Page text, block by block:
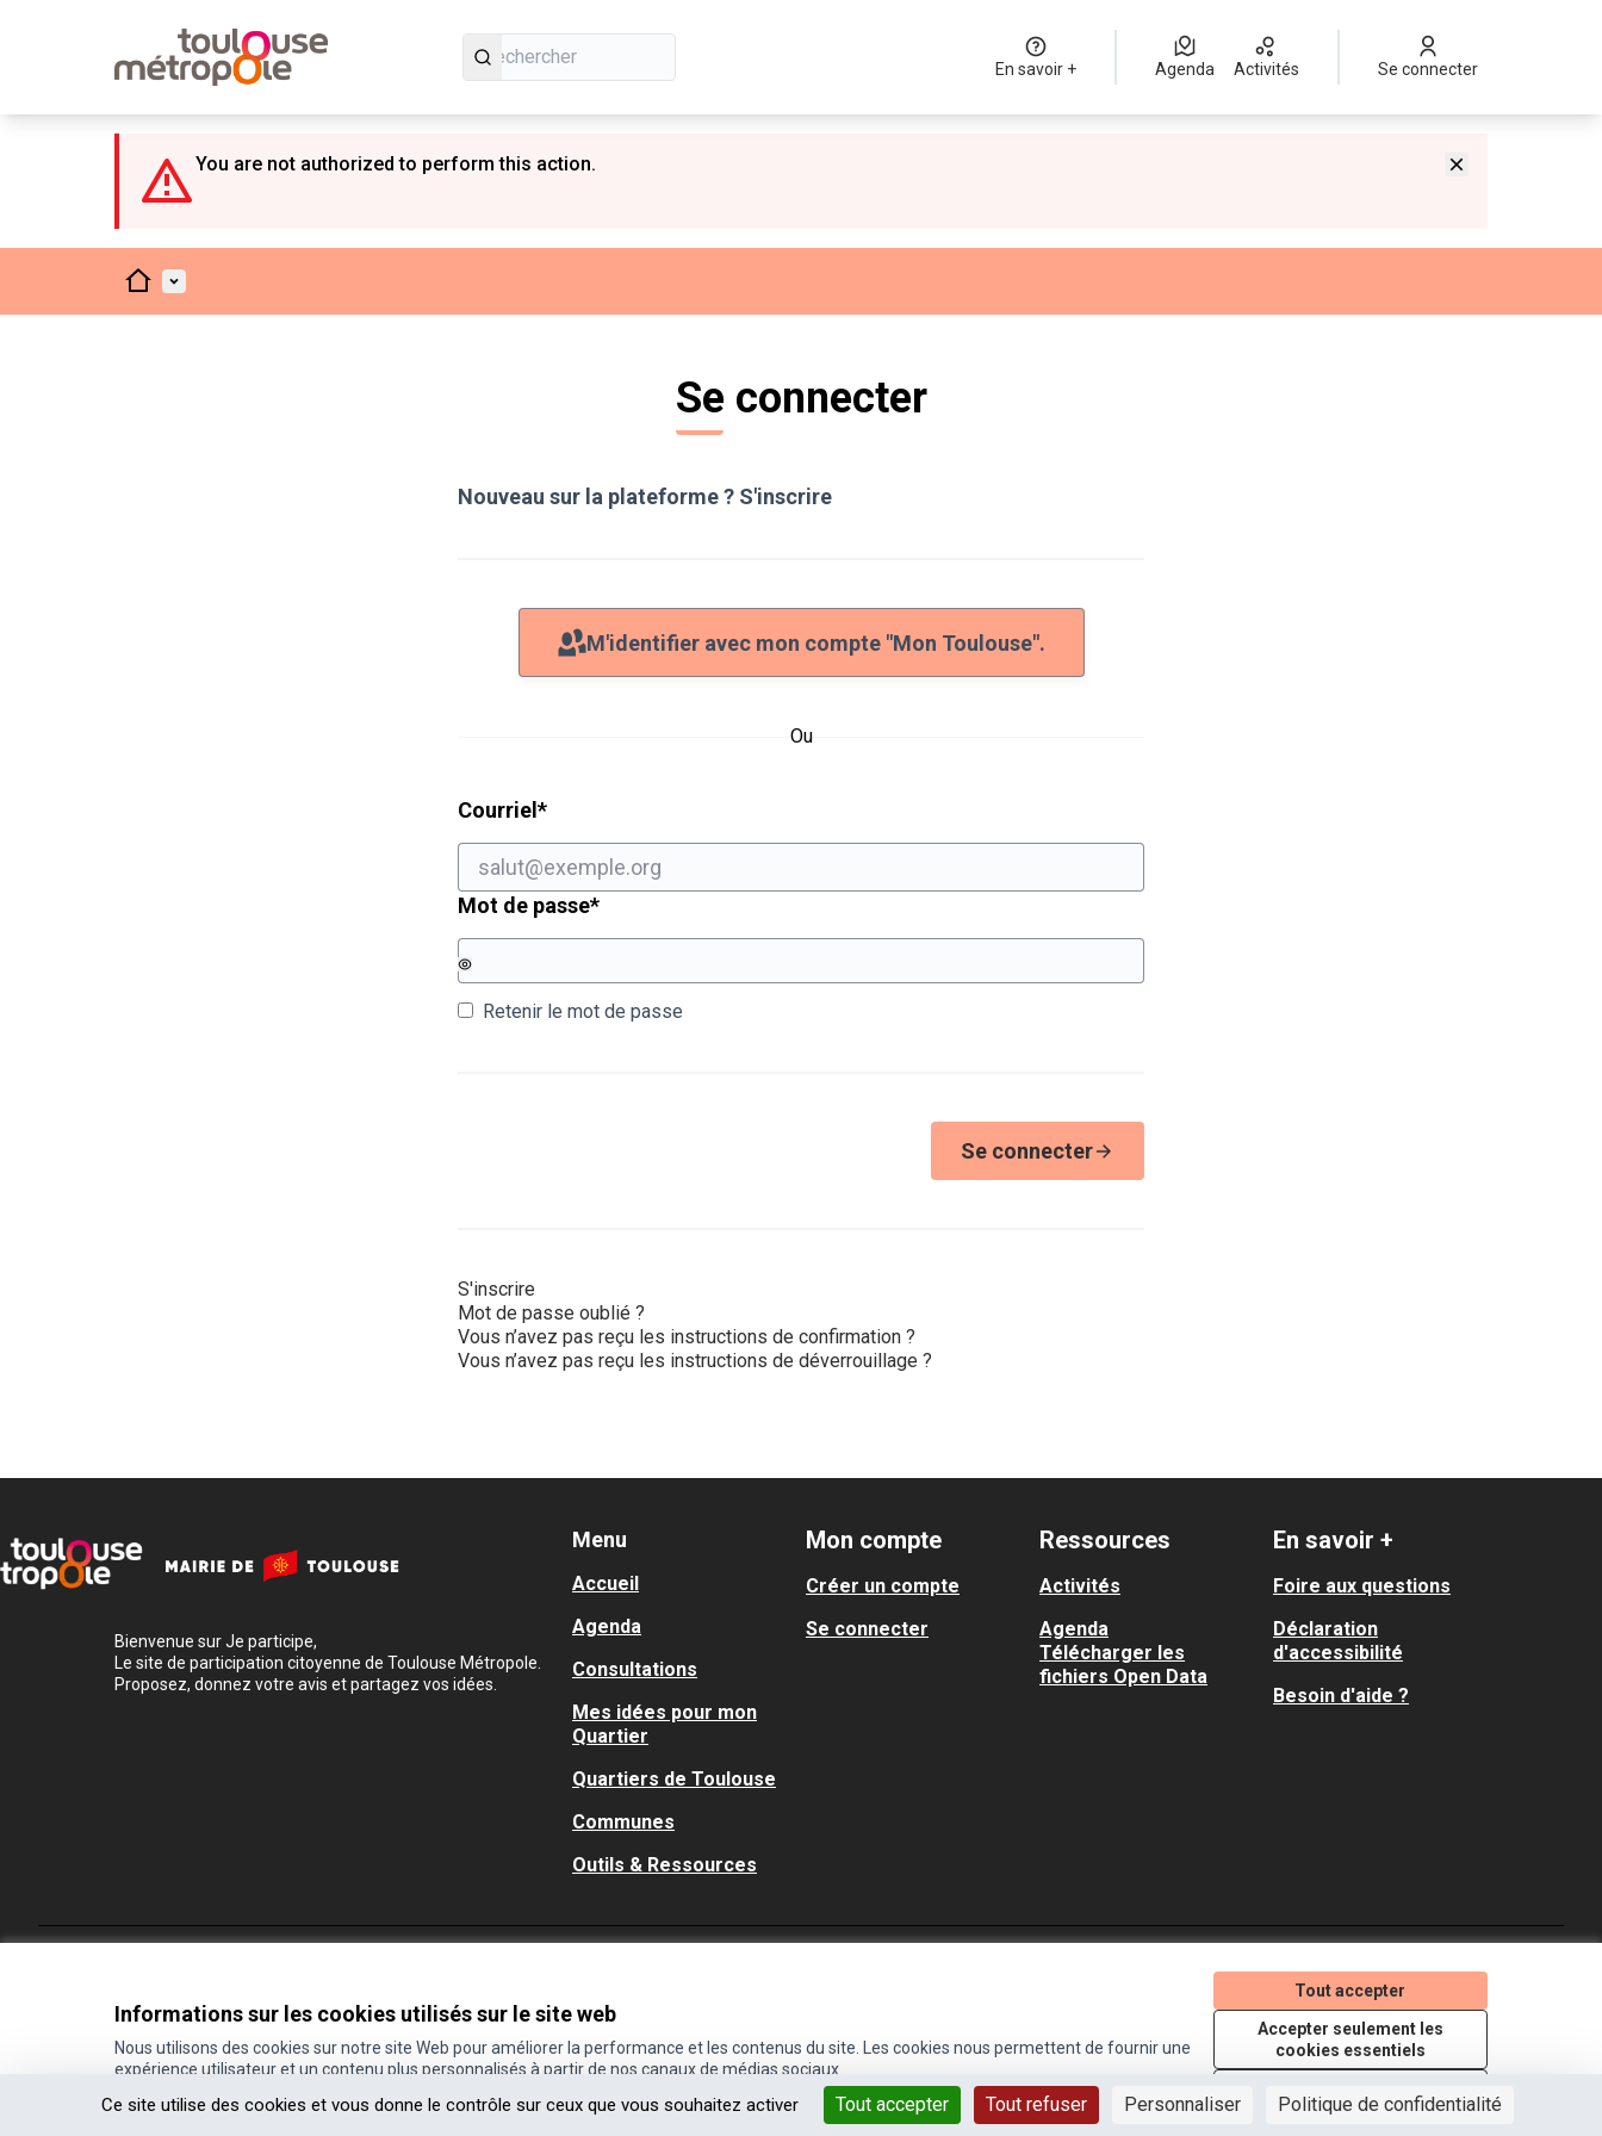
Ce site utilise des cookies et vous donne le contrôle sur ceux que vous souhaitez activer Tout accepter Tout refuser Personnaliser Politique de confidentialité
Informations sur les cookies utilisés sur le site web
Nous utilisons des cookies sur notre site Web pour améliorer la performance et les contenus du site. Les cookies nous permettent de fournir une
expérience utilisateur et un contenu plus personnalisés à partir de nos canaux de médias sociaux.
Tout accepter
Accepter seulement les
cookies essentiels
En savoir + Agenda Activités Se connecter
You are not authorized to perform this action.
AccueilMenu principal
Se connecter
Nouveau sur la plateforme ? S'inscrire
M'identifier avec mon compte "Mon Toulouse".
Ou
Courriel *Champ obligatoire
Mot de passe*Champ obligatoire
Retenir le mot de passe
Se connecter
S'inscrire
Mot de passe oublié ?
Vous n’avez pas reçu les instructions de confirmation ?
Vous n’avez pas reçu les instructions de déverrouillage ?
Bienvenue sur Je participe,
Le site de participation citoyenne de Toulouse Métropole.
Proposez, donnez votre avis et partagez vos idées.
Menu
Accueil
Agenda
Consultations
Mes idées pour mon
Quartier
Quartiers de Toulouse
Communes
Outils & Ressources
Mon compte
Créer un compte
Se connecter
Ressources
Activités
Agenda
Télécharger les
fichiers Open Data
En savoir +
Foire aux questions
Déclaration
d'accessibilité
Besoin d'aide ?
(Lien externe)
(Lien externe)
(Lien externe)
(Lien externe)
Site réalisé grâce aulogiciel libre Decidim
(Lien externe)
.
Licence Creative
(Lien externe)